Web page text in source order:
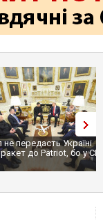
не передасть Україні
ракет до Patriot, бо у